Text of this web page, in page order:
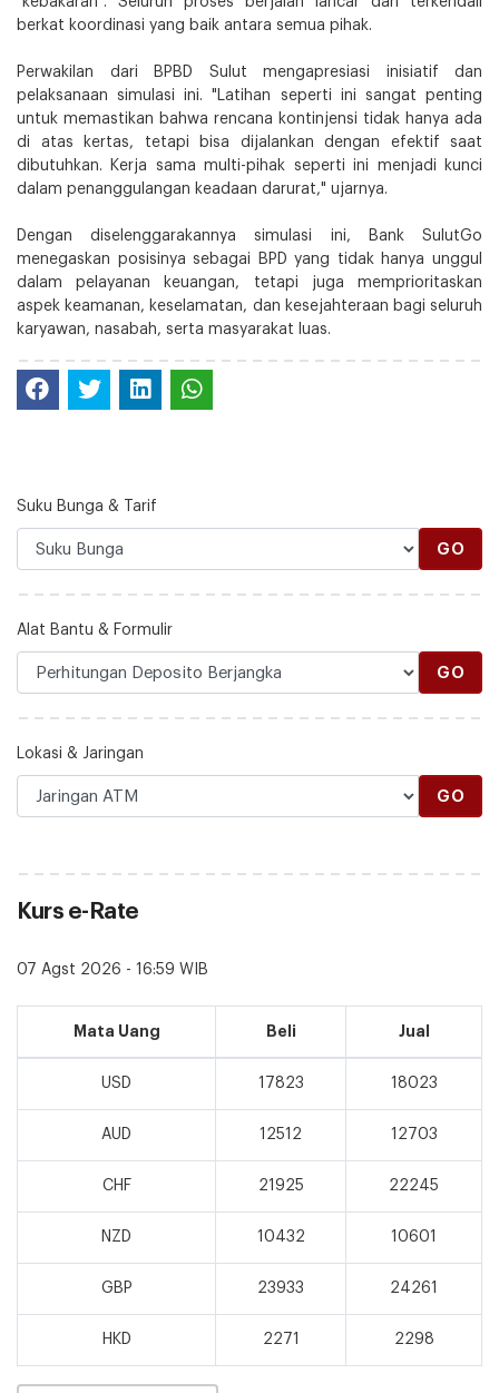
berkat koordinasi yang baik antara semua pihak.
Perwakilan dari BPBD Sulut mengapresiasi inisiatif dan
pelaksanaan simulasi ini. "Latihan seperti ini sangat penting
untuk memastikan bahwa rencana kontinjensi tidak hanya ada
di atas kertas, tetapi bisa dijalankan dengan efektif saat
dibutuhkan. Kerja sama multi-pihak seperti ini menjadi kunci
dalam penanggulangan keadaan darurat," ujarnya.
Dengan diselenggarakannya simulasi ini, Bank SulutGo
menegaskan posisinya sebagai BPD yang tidak hanya unggul
dalam pelayanan keuangan, tetapi juga memprioritaskan
aspek keamanan, keselamatan, dan kesejahteraan bagi seluruh
karyawan, nasabah, serta masyarakat luas.
Suku Bunga & Tarif
GO
Alat Bantu & Formulir
GO
Lokasi & Jaringan
GO
Kurs e-Rate
07 Agst 2026 - 16:59 WIB
Mata Uang Beli Jual
USD 17823 18023
AUD 12512 12703
CHF 21925 22245
NZD 10432 10601
GBP 23933 24261
HKD 2271 2298